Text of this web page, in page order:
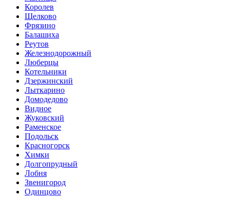
Королев
Щелково
Фрязино
Балашиха
Реутов
Железнодорожный
Люберцы
Котельники
Дзержинский
Лыткарино
Домодедово
Видное
Жуковский
Раменское
Подольск
Красногорск
Химки
Долгопрудный
Лобня
Звенигород
Одинцово